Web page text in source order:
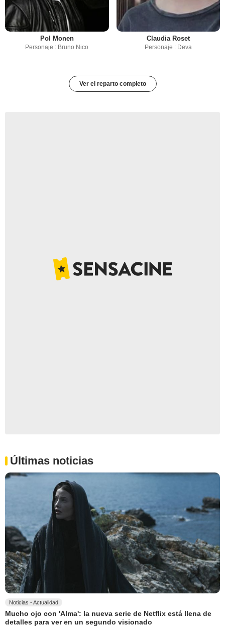
Pol Monen
Personaje : Bruno Nico
Claudia Roset
Personaje : Deva
Ver el reparto completo
Últimas noticias
Noticias - Actualidad
Mucho ojo con 'Alma': la nueva serie de Netflix está llena de
detalles para ver en un segundo visionado